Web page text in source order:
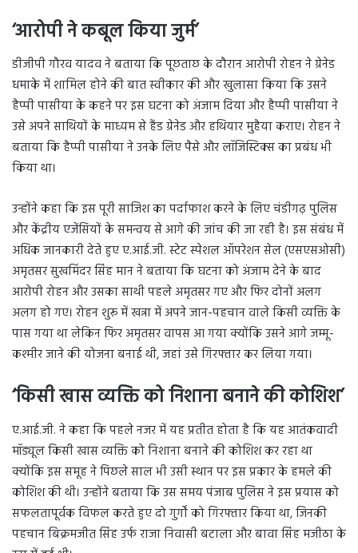
‘आरोपी ने कबूल किया जुर्म’
डीजीपी गौरव यादव ने बताया कि पूछताछ के दौरान आरोपी रोहन ने ग्रेनेड
धमाके में शामिल होने की बात स्वीकार की और खुलासा किया कि उसने
हैप्पी पासीया के कहने पर इस घटना को अंजाम दिया और हैप्पी पासीया ने
उसे अपने साथियों के माध्यम से हैंड ग्रेनेड और हथियार मुहैया कराए। रोहन ने
बताया कि हैप्पी पासीया ने उनके लिए पैसे और लॉजिस्टिक्स का प्रबंध भी
किया था।
उन्होंने कहा कि इस पूरी साजिश का पर्दाफाश करने के लिए चंडीगढ़ पुलिस
और केंद्रीय एजेंसियों के समन्वय से आगे की जांच की जा रही है। इस संबंध में
अधिक जानकारी देते हुए ए.आई.जी. स्टेट स्पेशल ऑपरेशन सेल (एसएसओसी)
अमृतसर सुखमिंदर सिंह मान ने बताया कि घटना को अंजाम देने के बाद
आरोपी रोहन और उसका साथी पहले अमृतसर गए और फिर दोनों अलग
अलग हो गए। रोहन शुरू में खन्ना में अपने जान-पहचान वाले किसी व्यक्ति के
पास गया था लेकिन फिर अमृतसर वापस आ गया क्योंकि उसने आगे जम्मू-
कश्मीर जाने की योजना बनाई थी, जहां उसे गिरफ्तार कर लिया गया।
‘किसी खास व्यक्ति को निशाना बनाने की कोशिश’
ए.आई.जी. ने कहा कि पहले नजर में यह प्रतीत होता है कि यह आतंकवादी
मॉड्यूल किसी खास व्यक्ति को निशाना बनाने की कोशिश कर रहा था
क्योंकि इस समूह ने पिछले साल भी उसी स्थान पर इस प्रकार के हमले की
कोशिश की थी। उन्होंने बताया कि उस समय पंजाब पुलिस ने इस प्रयास को
सफलतापूर्वक विफल करते हुए दो गुर्गों को गिरफ्तार किया था, जिनकी
पहचान बिक्रमजीत सिंह उर्फ राजा निवासी बटाला और बावा सिंह मजीठा के